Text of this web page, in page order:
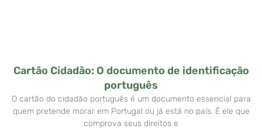
Cartão Cidadão: O documento de identificação
português
O cartão do cidadão português é um documento essencial para
quem pretende morar em Portugal ou já está no país. É ele que
comprova seus direitos e